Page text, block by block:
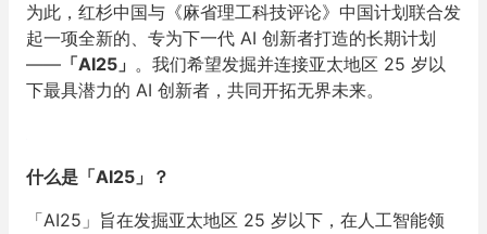
为此，红杉中国与《麻省理工科技评论》中国计划联合发
起一项全新的、专为下一代 AI 创新者打造的长期计划
—— 「AI25」 。我们希望发掘并连接亚太地区 25 岁以
下最具潜力的 AI 创新者，共同开拓无界未来。
什么是「AI25」？
「AI25」旨在发掘亚太地区 25 岁以下，在人工智能领